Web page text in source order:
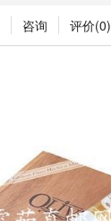
咨询 评价(0)